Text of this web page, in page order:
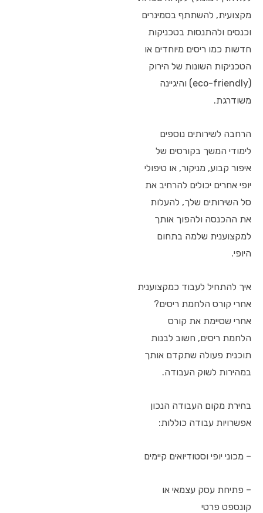
מקצועית, להשתתף בסמינרים
וכנסים ולהתנסות בטכניקות
חדשות כמו ריסים מיוחדים או
הטכניקות השונות של הירוק
(eco-friendly) והיגיינה
משודרגת.
הרחבה לשירותים נוספים
לימודי המשך בקורסים של
איפור קבוע, מניקור, או טיפולי
יופי אחרים יכולים להרחיב את
סל השירותים שלך, להעלות
את ההכנסה ולהפוך אותך
למקצוענית שלמה בתחום
היופי.
איך להתחיל לעבוד כמקצוענית
אחרי קורס הלחמת ריסים?
אחרי שסיימת את קורס
הלחמת ריסים, חשוב לבנות
תוכנית פעולה שתקדם אותך
במהירות לשוק העבודה.
בחירת מקום העבודה הנכון
אפשרויות עבודה כוללות:
– מכוני יופי וסטודיואים קיימים
– פתיחת עסק עצמאי או
קונספט פרטי